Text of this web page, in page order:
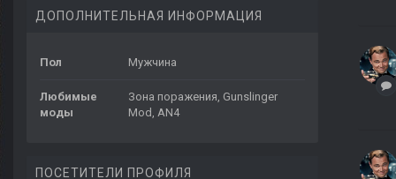
ДОПОЛНИТЕЛЬНАЯ ИНФОРМАЦИЯ
Пол Мужчина
Любимые
моды
Зона поражения, Gunslinger
Mod, AN4
ПОСЕТИТЕЛИ ПРОФИЛЯ